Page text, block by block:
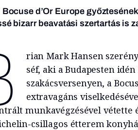
Bocuse d’Or Europe
bizarr beavatási szertartás is
rian Mark Hansen
séf, aki a Budapesten
szakácsversenyen, a
extravagáns
munkavégzésével vétette
csillagos étterem